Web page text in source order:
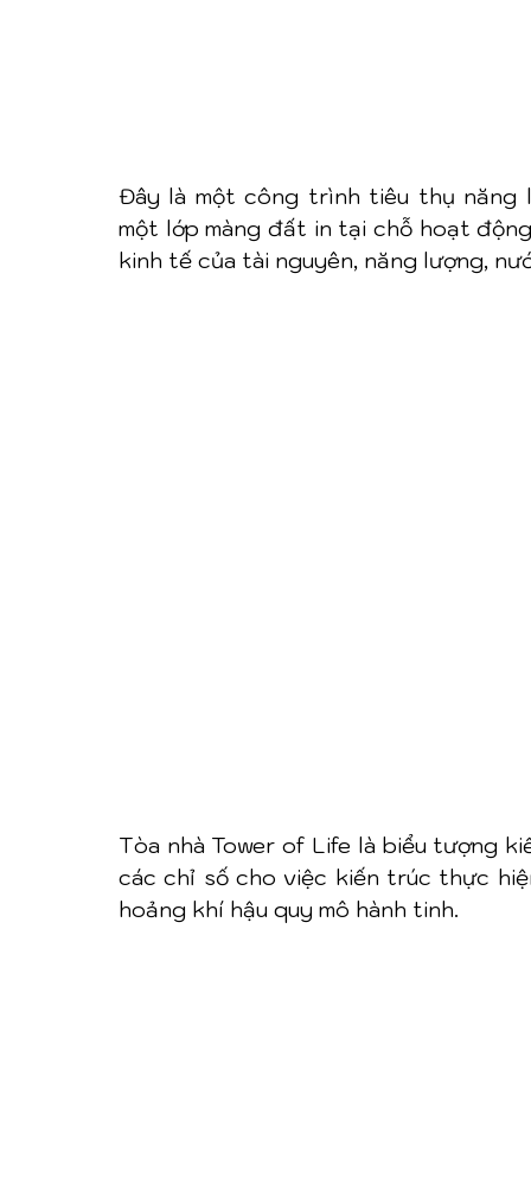
Đây là một công trình tiêu thụ năng
một lớp màng đất in tại chỗ hoạt
kinh tế của tài nguyên, năng lượng,
Tòa nhà Tower of Life là biểu tượng
các chỉ số cho việc kiến trúc thực
hoảng khí hậu quy mô hành tinh.